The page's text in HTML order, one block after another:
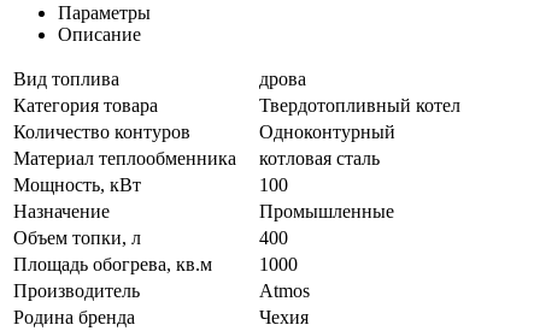
Параметры
Описание
Вид топлива
дрова
Категория товара
Твердотопливный котел
Количество контуров
Одноконтурный
Материал теплообменника
котловая сталь
Мощность, кВт
100
Назначение
Промышленные
Объем топки, л
400
Площадь обогрева, кв.м
1000
Производитель
Atmos
Родина бренда
Чехия